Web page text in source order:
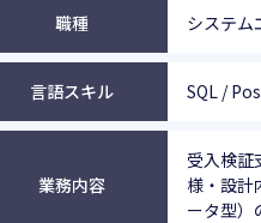
職種 システム
言語スキル SQL /
業務内容
受入検証
様・設計
ータ型）